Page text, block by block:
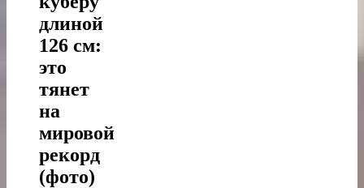
длиной
126 см:
это
тянет
на
мировой
рекорд
(фото)